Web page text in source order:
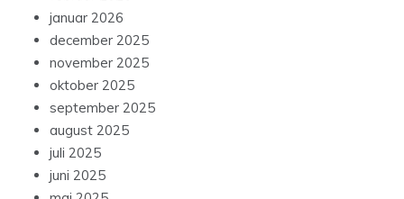
januar 2026
december 2025
november 2025
oktober 2025
september 2025
august 2025
juli 2025
juni 2025